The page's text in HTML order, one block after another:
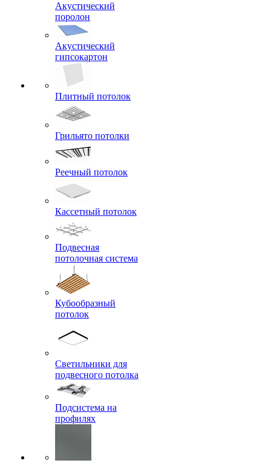
Акустический
поролон
Акустический
гипсокартон
Плитный потолок
Грильято потолки
Реечный потолок
Кассетный потолок
Подвесная
потолочная система
Кубообразный
потолок
Светильники для
подвесного потолка
Подсистема на
профилях